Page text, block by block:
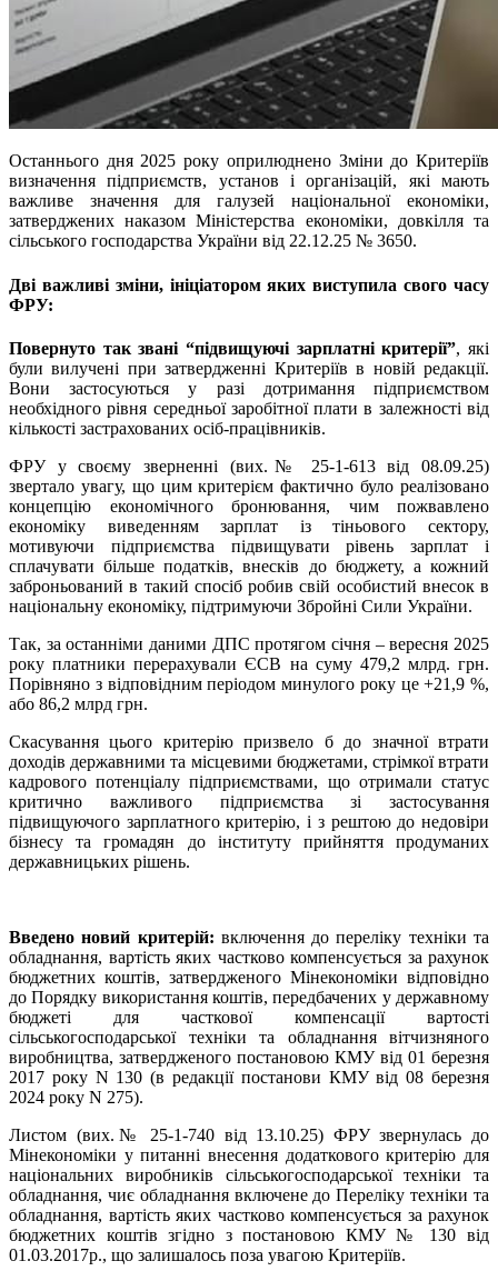
Останнього дня 2025 року оприлюднено Зміни до Критеріїв
визначення підприємств, установ і організацій, які мають
важливе значення для галузей національної економіки,
затверджених наказом Міністерства економіки, довкілля та
сільського господарства України від 22.12.25 № 3650.
Дві важливі зміни, ініціатором яких виступила свого часу
ФРУ:
Повернуто так звані “підвищуючі зарплатні критерії”, які
були вилучені при затвердженні Критеріїв в новій редакції.
Вони застосуються у разі дотримання підприємством
необхідного рівня середньої заробітної плати в залежності від
кількості застрахованих осіб-працівників.
ФРУ у своєму зверненні (вих.№ 25-1-613 від 08.09.25)
звертало увагу, що цим критерієм фактично було реалізовано
концепцію економічного бронювання, чим пожвавлено
економіку виведенням зарплат із тіньового сектору,
мотивуючи підприємства підвищувати рівень зарплат і
сплачувати більше податків, внесків до бюджету, а кожний
заброньований в такий спосіб робив свій особистий внесок в
національну економіку, підтримуючи Збройні Сили України.
Так, за останніми даними ДПС протягом січня – вересня 2025
року платники перерахували ЄСВ на суму 479,2 млрд. грн.
Порівняно з відповідним періодом минулого року це +21,9 %,
або 86,2 млрд грн.
Скасування цього критерію призвело б до значної втрати
доходів державними та місцевими бюджетами, стрімкої втрати
кадрового потенціалу підприємствами, що отримали статус
критично важливого підприємства зі застосування
підвищуючого зарплатного критерію, і з рештою до недовіри
бізнесу та громадян до інституту прийняття продуманих
державницьких рішень.
Введено новий критерій: включення до переліку техніки та
обладнання, вартість яких частково компенсується за рахунок
бюджетних коштів, затвердженого Мінекономіки відповідно
до Порядку використання коштів, передбачених у державному
бюджеті для часткової компенсації вартості
сільськогосподарської техніки та обладнання вітчизняного
виробництва, затвердженого постановою КМУ від 01 березня
2017 року N 130 (в редакції постанови КМУ від 08 березня
2024 року N 275).
Листом (вих.№ 25-1-740 від 13.10.25) ФРУ звернулась до
Мінекономіки у питанні внесення додаткового критерію для
національних виробників сільськогосподарської техніки та
обладнання, чиє обладнання включене до Переліку техніки та
обладнання, вартість яких частково компенсується за рахунок
бюджетних коштів згідно з постановою КМУ № 130 від
01.03.2017р., що залишалось поза увагою Критеріїв.